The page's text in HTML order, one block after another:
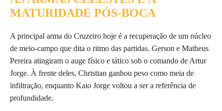
MATURIDADE PÓS-BOCA
A principal arma do Cruzeiro hoje é a recuperação de um núcleo
de meio-campo que dita o ritmo das partidas. Gerson e Matheus
Pereira atingiram o auge físico e tático sob o comando de Artur
Jorge. À frente deles, Christian ganhou peso como meia de
infiltração, enquanto Kaio Jorge voltou a ser a referência de
profundidade.